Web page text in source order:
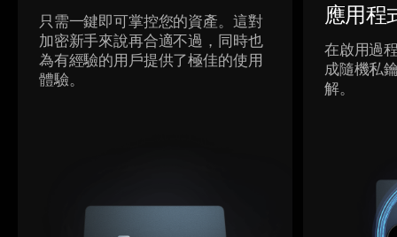
只需一鍵即可掌控您的資產。這對
加密新手來說再合適不過，同時也
為有經驗的用戶提供了極佳的使用
體驗。
應用程
在啟用過
成隨機私
解。